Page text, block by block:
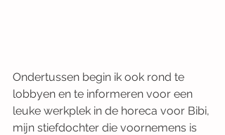
Ondertussen begin ik ook rond te
lobbyen en te informeren voor een
leuke werkplek in de horeca voor Bibi,
mijn stiefdochter die voornemens is